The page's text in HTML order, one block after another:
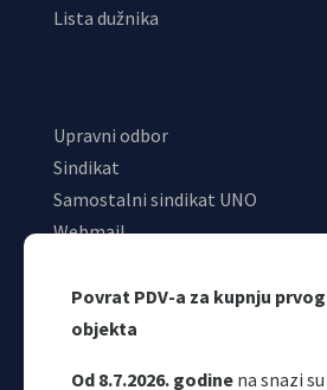
Povrat PDV-a za kupnju
objekta
Od 8.7.2026. godine na snazi
Lista dužnika
Upravni odbor
Sindikat
Samostalni sindikat UNO
Webmail